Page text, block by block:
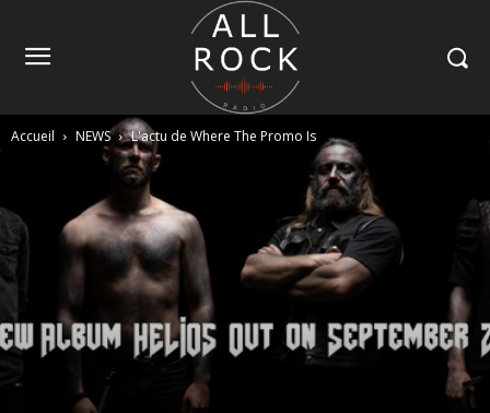
Accueil NEWS L'actu de Where The Promo Is